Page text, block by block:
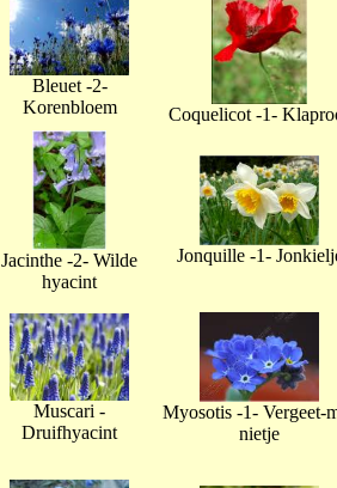
Bleuet -2-
Korenbloem
Coquelicot -1-
Jacinthe -2- Wilde
hyacint
Jonquille -1-
Muscari -
Druifhyacint
Myosotis -1- Vergeet-
nietje